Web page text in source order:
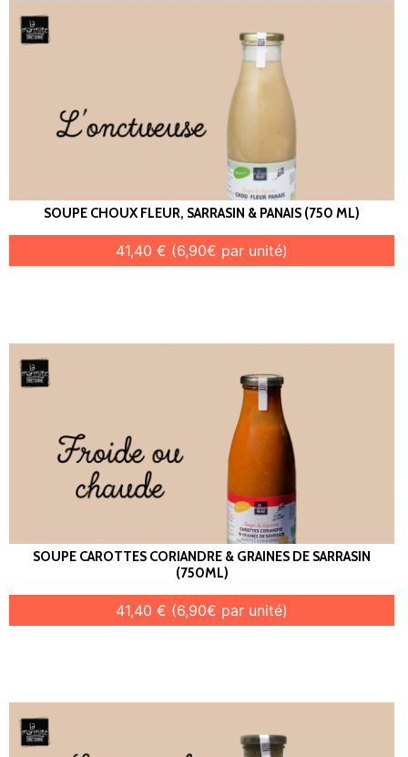
SOUPE CHOUX FLEUR, SARRASIN & PANAIS (750 ML)
41,40 € (6,90€ par unité)
SOUPE CAROTTES CORIANDRE & GRAINES DE SARRASIN
(750ML)
41,40 € (6,90€ par unité)